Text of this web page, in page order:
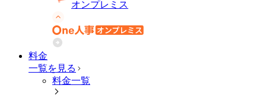
オンプレミス
料金
一覧を見る
料金一覧